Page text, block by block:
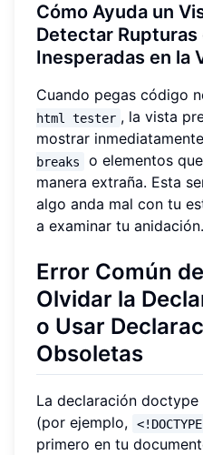
Cómo Ayuda un
Detectar Rupturas
Inesperadas en la
Cuando pegas código
html tester , la vista
mostrar inmediatamente
breaks
o elementos
manera extraña. Esta
algo anda mal con tu
a examinar tu anidación.
Error Común
Olvidar la
o Usar
Obsoletas
La declaración doctype
(por ejemplo,
primero en tu